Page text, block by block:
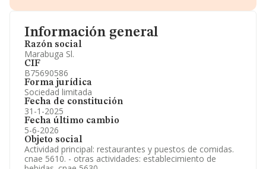
Información general
Razón social
Marabuga Sl.
CIF
B75690586
Forma jurídica
Sociedad limitada
Fecha de constitución
31-1-2025
Fecha último cambio
5-6-2026
Objeto social
Actividad principal: restaurantes y puestos de comidas.
cnae 5610. - otras actividades: establecimiento de
Información oficial y registral complementaria.